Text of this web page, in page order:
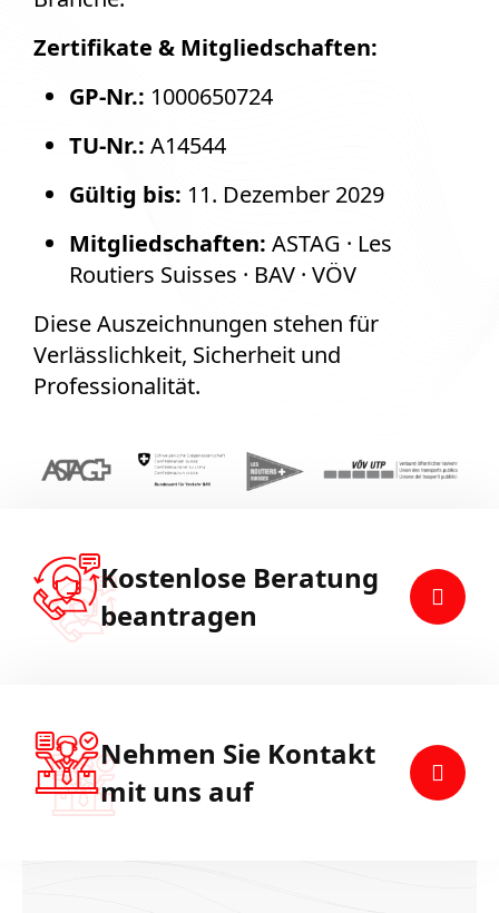
Zertifikate & Mitgliedschaften:
GP-Nr.: 1000650724
TU-Nr.: A14544
Gültig bis: 11. Dezember 2029
Mitgliedschaften: ASTAG · Les
Routiers Suisses · BAV · VÖV
Diese Auszeichnungen stehen für
Verlässlichkeit, Sicherheit und
Professionalität.
Kostenlose Beratung
beantragen
Nehmen Sie Kontakt
mit uns auf